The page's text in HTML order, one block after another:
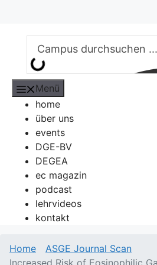
springen
Menü
home
über uns
events
DGE-BV
DEGEA
ec magazin
podcast
lehrvideos
kontakt
Home
ASGE Journal Scan
Increased Risk of Eosinophilic